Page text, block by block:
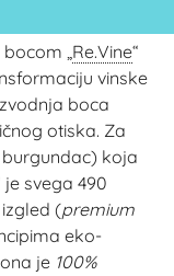
„Re.Vine“
vinske
boca
otiska. Za
koja
je svega 490
(premium
eko-
je 100%